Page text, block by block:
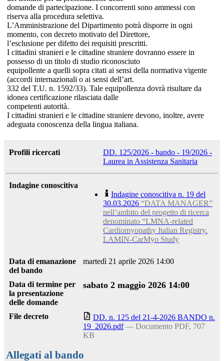
domande di partecipazione. I concorrenti sono ammessi con
riserva alla procedura selettiva.
L’Amministrazione del Dipartimento potrà disporre in ogni
momento, con decreto motivato del Direttore,
l’esclusione per difetto dei requisiti prescritti.
I cittadini stranieri e le cittadine straniere dovranno essere in
possesso di un titolo di studio riconosciuto
equipollente a quelli sopra citati ai sensi della normativa vigente
(accordi internazionali o ai sensi dell’art.
332 del T.U. n. 1592/33). Tale equipollenza dovrà risultare da
idonea certificazione rilasciata dalle
competenti autorità.
I cittadini stranieri e le cittadine straniere devono, inoltre, avere
adeguata conoscenza della lingua italiana.
Profili ricercati
DD. 125/2026 - bando - 19/2026 -
Laurea in Assistenza Sanitaria
Indagine conoscitiva
Indagine conoscitiva n. 19 del
30.03.2026 “DATA MANAGER”
nell’ambito del progetto di ricerca
denominato “LMNA‐related
Cardiomyopathy Italian Registry.
LAMIN‐CarMyo Study
Data di emanazione
del bando
martedì 21 aprile 2026 14:00
Data di termine per
la presentazione
delle domande
sabato 2 maggio 2026 14:00
File decreto
DD. n. 125 del 21-4-2026 BANDO n.
19_2026.pdf — Documento PDF, 707
KB
Allegati al bando